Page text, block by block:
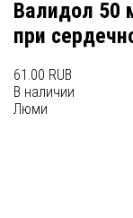
Валидол 50
при
61.00 RUB
В наличии
Люми